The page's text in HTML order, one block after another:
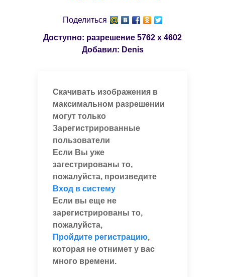
Поделиться
Доступно: разрешение 5762 x 4602
Добавил: Denis
Скачивать изображения в
максимальном разрешении
могут только
Зарегистрированные
пользователи
Если Вы уже
загестрированы то,
пожалуйста, произведите
Вход в систему
Если вы еще не
зарегистрированы то,
пожалуйста,
Пройдите регистрацию,
которая не отнимет у вас
много времени.